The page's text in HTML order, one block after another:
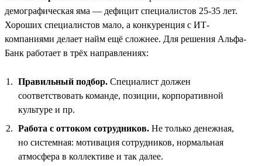
демографическая яма — дефицит специалистов 25-35 лет.
Хороших специалистов мало, а конкуренция с ИТ-
компаниями делает найм ещё сложнее. Для решения Альфа-
Банк работает в трёх направлениях:
Правильный подбор. Специалист должен
соответствовать команде, позиции, корпоративной
культуре и пр.
Работа с оттоком сотрудников. Не только денежная,
но системная: мотивация сотрудников, нормальная
атмосфера в коллективе и так далее.